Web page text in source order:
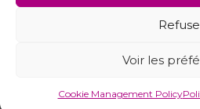
Voir les
Cookie Management Policy